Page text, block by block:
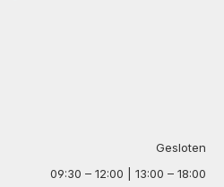
Gesloten
09:30 – 12:00 | 13:00 – 18:00